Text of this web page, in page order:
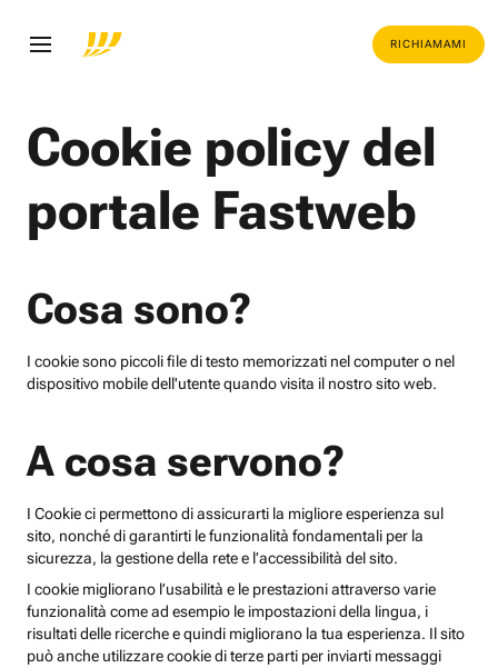
RICHIAMAMI
Cookie policy del
portale Fastweb
Cosa sono?
I cookie sono piccoli file di testo memorizzati nel computer o nel
dispositivo mobile dell'utente quando visita il nostro sito web.
A cosa servono?
I Cookie ci permettono di assicurarti la migliore esperienza sul
sito, nonché di garantirti le funzionalità fondamentali per la
sicurezza, la gestione della rete e l’accessibilità del sito.
I cookie migliorano l’usabilità e le prestazioni attraverso varie
funzionalità come ad esempio le impostazioni della lingua, i
risultati delle ricerche e quindi migliorano la tua esperienza. Il sito
può anche utilizzare cookie di terze parti per inviarti messaggi